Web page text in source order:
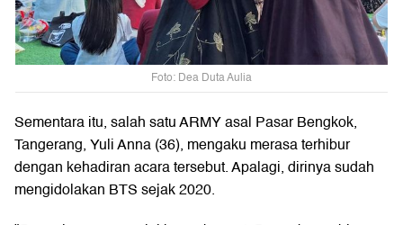
Foto: Dea Duta Aulia
Sementara itu, salah satu ARMY asal Pasar Bengkok,
Tangerang, Yuli Anna (36), mengaku merasa terhibur
dengan kehadiran acara tersebut. Apalagi, dirinya sudah
mengidolakan BTS sejak 2020.